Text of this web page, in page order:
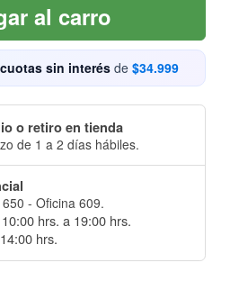
al carro
sin interésde $34.999
o retiro en tienda
de 1 a 2 días hábiles.
- Oficina 609.
hrs. a 19:00 hrs.
hrs.